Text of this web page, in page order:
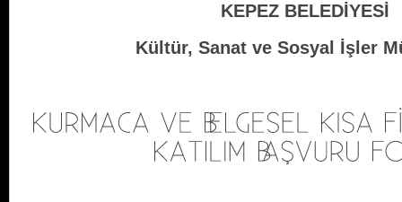
KEPEZ BELEDİYESİ
Kültür, Sanat ve Sosyal İşler